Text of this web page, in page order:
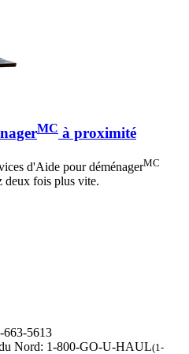
MC à proximité
d'Aide pour déménagerMC
deux fois plus vite.
663-5613
Nord: 1-800-GO-U-HAUL(1-